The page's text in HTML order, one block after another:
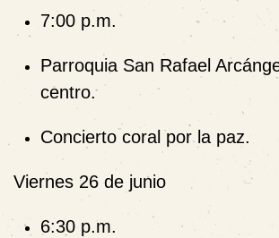
7:00 p.m.
Parroquia San Rafael
centro.
Concierto coral por la paz.
Viernes 26 de junio
6:30 p.m.